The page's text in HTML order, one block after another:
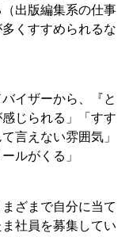
出版編集系の仕事
くすすめられるな
イザーから、『と
じられる」「すす
言えない雰囲気」
ルがくる」
ざまで自分に当て
社員を募集してい